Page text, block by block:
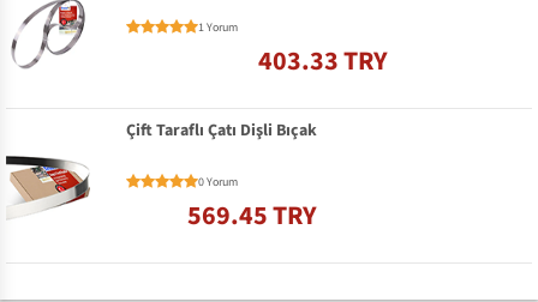
1 Yorum
403.33 TRY
Çift Taraflı Çatı Dişli Bıçak
0 Yorum
569.45 TRY